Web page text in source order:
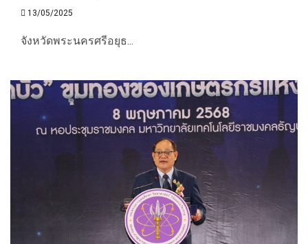
13/05/2025
จังหวัดพระนครศรีอยุธ...